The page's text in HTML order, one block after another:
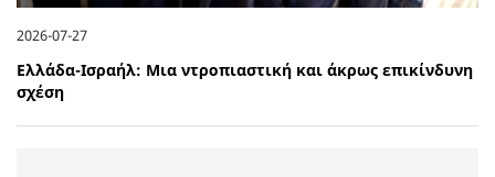
2026-07-27
Ελλάδα-Ισραήλ: Μια ντροπιαστική και άκρως επικίνδυνη
σχέση